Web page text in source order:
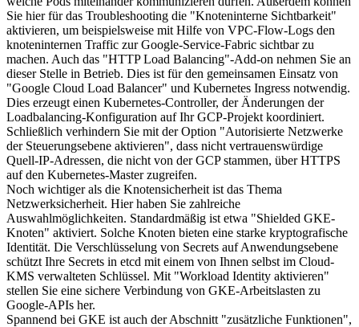
Sie hier für das Troubleshooting die "Knoteninterne Sichtbarkeit"
aktivieren, um beispielsweise mit Hilfe von VPC-Flow-Logs den
knoteninternen Traffic zur Google-Service-Fabric sichtbar zu
machen. Auch das "HTTP Load Balancing"-Add-on nehmen Sie an
dieser Stelle in Betrieb. Dies ist für den gemeinsamen Einsatz von
"Google Cloud Load Balancer" und Kubernetes Ingress notwendig.
Dies erzeugt einen Kubernetes-Controller, der Änderungen der
Loadbalancing-Konfiguration auf Ihr GCP-Projekt koordiniert.
Schließlich verhindern Sie mit der Option "Autorisierte Netzwerke
der Steuerungsebene aktivieren", dass nicht vertrauenswürdige
Quell-IP-Adressen, die nicht von der GCP stammen, über HTTPS
auf den Kubernetes-Master zugreifen.
Noch wichtiger als die Knotensicherheit ist das Thema
Netzwerksicherheit. Hier haben Sie zahlreiche
Auswahlmöglichkeiten. Standardmäßig ist etwa "Shielded GKE-
Knoten" aktiviert. Solche Knoten bieten eine starke kryptografische
Identität. Die Verschlüsselung von Secrets auf Anwendungsebene
schützt Ihre Secrets in etcd mit einem von Ihnen selbst im Cloud-
KMS verwalteten Schlüssel. Mit "Workload Identity aktivieren"
stellen Sie eine sichere Verbindung von GKE-Arbeitslasten zu
Google-APIs her.
Spannend bei GKE ist auch der Abschnitt "zusätzliche Funktionen",